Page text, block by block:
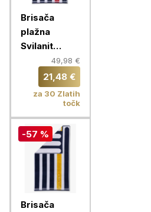
Brisača
plažna
Svilanit
Admiral
100x180 cm,
49,98 €
21,48 €
za 30 Zlatih
točk
-57 %
Brisača